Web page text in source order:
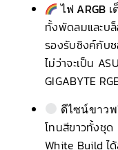
ไฟ ARGB
ทั้งพัดลมและ
รองรับซิงค์กับ
ไม่ว่าจะเป็น
GIGABYTE
ดีไซน์ขาว
โทนสีขาวทั้ง
White Build ไ